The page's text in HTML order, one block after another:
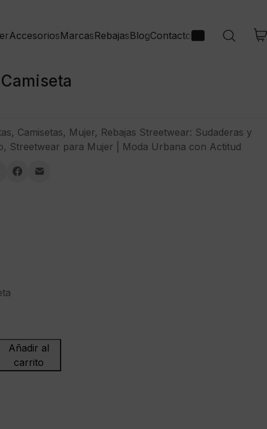
AccesoriosMarcasRebajasBlogContacto
Añadir al
carrito
, Camisetas, Mujer, Rebajas Streetwear: Sudaderas y
, Streetwear para Mujer | Moda Urbana con Actitud